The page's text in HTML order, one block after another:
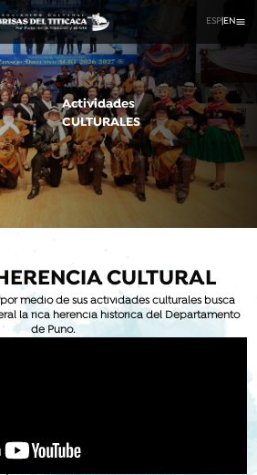
ESP|EN
Actividades
CULTURALES
CULTURAL
por medio de sus actividades culturales busca
la rica herencia historica del Departamento
de Puno.